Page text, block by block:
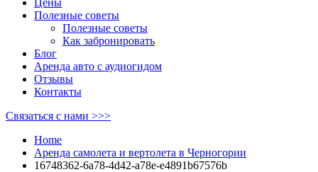
Цены
Полезные советы
Полезные советы
Как забронировать
Блог
Аренда авто с аудиогидом
Отзывы
Контакты
Связаться с нами >>>
Home
Аренда самолета и вертолета в Черногории
16748362-6a78-4d42-a78e-e4891b67576b